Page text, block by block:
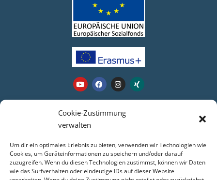
Cookie-Zustimmung
verwalten
Um dir ein optimales Erlebnis zu bieten, verwenden wir Technologien wie
Cookies, um Geräteinformationen zu speichern und/oder darauf
zuzugreifen. Wenn du diesen Technologien zustimmst, können wir Daten
wie das Surfverhalten oder eindeutige IDs auf dieser Website
Kontakt
Impressum
Datenschutz